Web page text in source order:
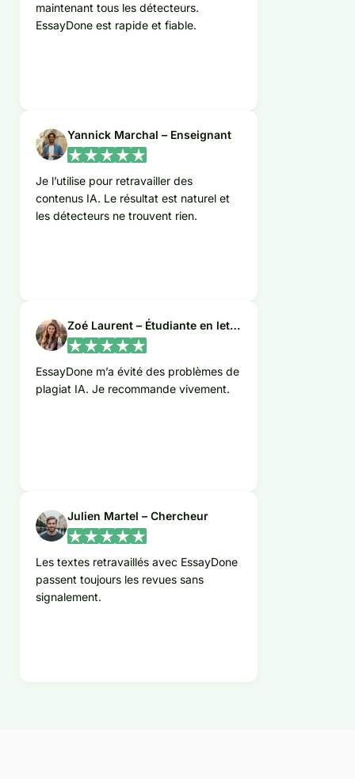
maintenant tous les détecteurs.
EssayDone est rapide et fiable.
Yannick Marchal – Enseignant
Je l’utilise pour retravailler des
contenus IA. Le résultat est naturel et
les détecteurs ne trouvent rien.
Zoé Laurent – Étudiante en lettres
EssayDone m’a évité des problèmes de
plagiat IA. Je recommande vivement.
Julien Martel – Chercheur
Les textes retravaillés avec EssayDone
passent toujours les revues sans
signalement.